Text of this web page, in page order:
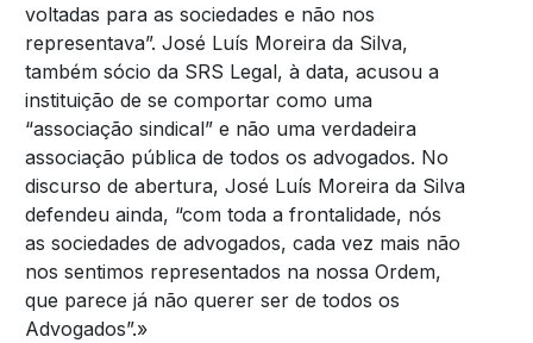
voltadas para as sociedades e não nos
representava”. José Luís Moreira da Silva,
também sócio da SRS Legal, à data, acusou a
instituição de se comportar como uma
“associação sindical” e não uma verdadeira
associação pública de todos os advogados. No
discurso de abertura, José Luís Moreira da Silva
defendeu ainda, “com toda a frontalidade, nós
as sociedades de advogados, cada vez mais não
nos sentimos representados na nossa Ordem,
que parece já não querer ser de todos os
Advogados”.»